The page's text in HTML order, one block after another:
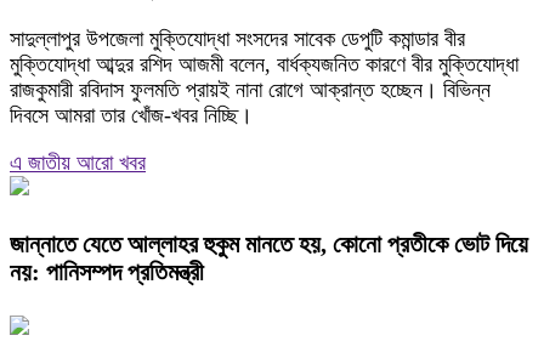
সাদুল্লাপুর উপজেলা মুক্তিযোদ্ধা সংসদের সাবেক ডেপুটি কমান্ডার বীর
মুক্তিযোদ্ধা আব্দুর রশিদ আজমী বলেন, বার্ধক্যজনিত কারণে বীর মুক্তিযোদ্ধা
রাজকুমারী রবিদাস ফুলমতি প্রায়ই নানা রোগে আক্রান্ত হচ্ছেন। বিভিন্ন
দিবসে আমরা তার খোঁজ-খবর নিচ্ছি।
এ জাতীয় আরো খবর
জান্নাতে যেতে আল্লাহর হুকুম মানতে হয়, কোনো প্রতীকে ভোট দিয়ে
নয়: পানিসম্পদ প্রতিমন্ত্রী